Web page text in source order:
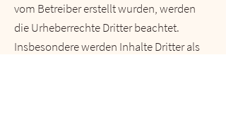
vom Betreiber erstellt wurden, werden
die Urheberrechte Dritter beachtet.
Insbesondere werden Inhalte Dritter als